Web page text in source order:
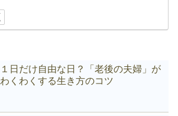
１日だけ自由な日？「老後の夫婦」が
わくわくする生き方のコツ